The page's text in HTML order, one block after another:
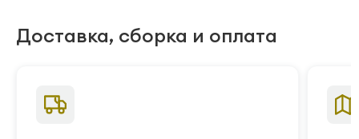
Доставка, сборка и оплата